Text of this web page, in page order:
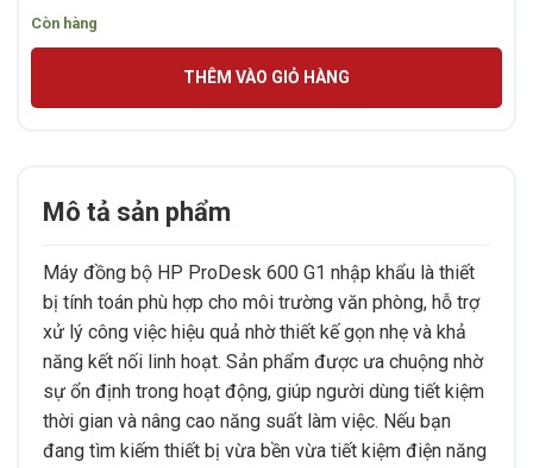
Còn hàng
THÊM VÀO GIỎ HÀNG
Mô tả sản phẩm
Máy đồng bộ HP ProDesk 600 G1 nhập khẩu là thiết
bị tính toán phù hợp cho môi trường văn phòng, hỗ trợ
xử lý công việc hiệu quả nhờ thiết kế gọn nhẹ và khả
năng kết nối linh hoạt. Sản phẩm được ưa chuộng nhờ
sự ổn định trong hoạt động, giúp người dùng tiết kiệm
thời gian và nâng cao năng suất làm việc. Nếu bạn
đang tìm kiếm thiết bị vừa bền vừa tiết kiệm điện năng